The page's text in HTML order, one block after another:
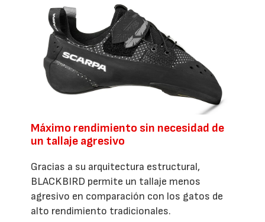
Máximo rendimiento sin necesidad de
un tallaje agresivo
Gracias a su arquitectura estructural,
BLACKBIRD permite un tallaje menos
agresivo en comparación con los gatos de
alto rendimiento tradicionales.